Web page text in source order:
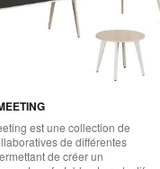
est une collection de
de différentes
de créer un